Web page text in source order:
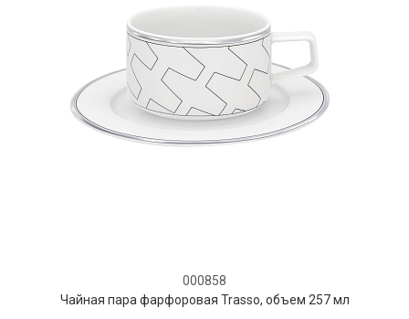
000858
Чайная пара фарфоровая Trasso, объем 257 мл